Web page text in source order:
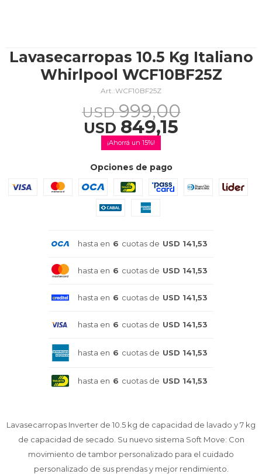
Lavasecarropas 10.5 Kg Italiano
Whirlpool WCF10BF25Z
WCF10BF25Z
USD 849,15
USD 999,00
15
Opciones de pago
hasta en 6 cuotas de USD 141,53
hasta en 6 cuotas de USD 141,53
hasta en 6 cuotas de USD 141,53
hasta en 6 cuotas de USD 141,53
hasta en 6 cuotas de USD 141,53
hasta en 6 cuotas de USD 141,53
Lavasecarropas Inverter de 10.5 kg de capacidad de lavado y 7 kg
de capacidad de secado. Su nuevo sistema Soft Move: Con
movimiento de tambor personalizado para el cuidado
personalizado de sus prendas y mejor rendimiento.
Cuidado personal
Celulares